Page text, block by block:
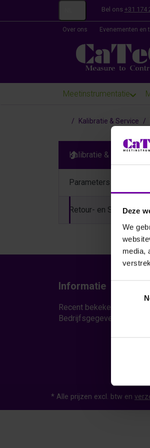
Deze
We
media,
Bel ons +31 174
Over ons Evenementen en
Meetinstrumentatie
Startpagina
Kalibratie & Service
Kalibratie & Service
Parameters
Retour- en Service
Informatie
Recent bekeken producten
Bedrijfsgegevens klant
* Alle prijzen excl. btw en